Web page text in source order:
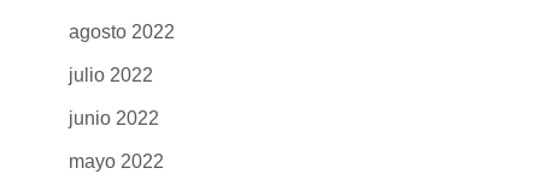
agosto 2022
julio 2022
junio 2022
mayo 2022